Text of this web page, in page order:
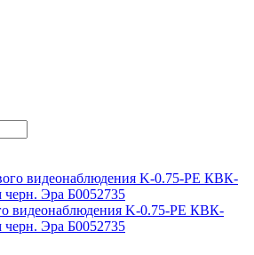
видеонаблюдения K-0.75-PE КВК-
Эра Б0052735